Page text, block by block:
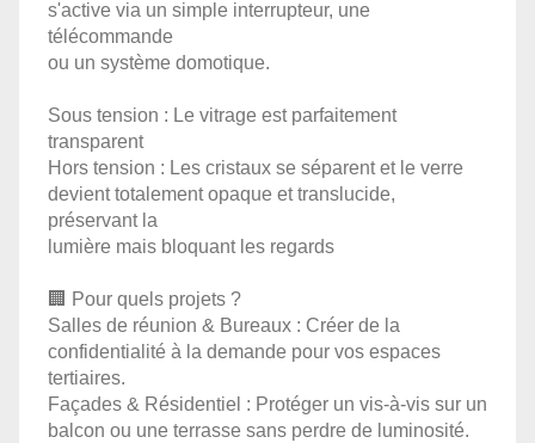
s'active via un simple interrupteur, une
télécommande
ou un système domotique.
Sous tension : Le vitrage est parfaitement
transparent
Hors tension : Les cristaux se séparent et le verre
devient totalement opaque et translucide,
préservant la
lumière mais bloquant les regards
🏢 Pour quels projets ?
Salles de réunion & Bureaux : Créer de la
confidentialité à la demande pour vos espaces
tertiaires.
Façades & Résidentiel : Protéger un vis-à-vis sur un
balcon ou une terrasse sans perdre de luminosité.